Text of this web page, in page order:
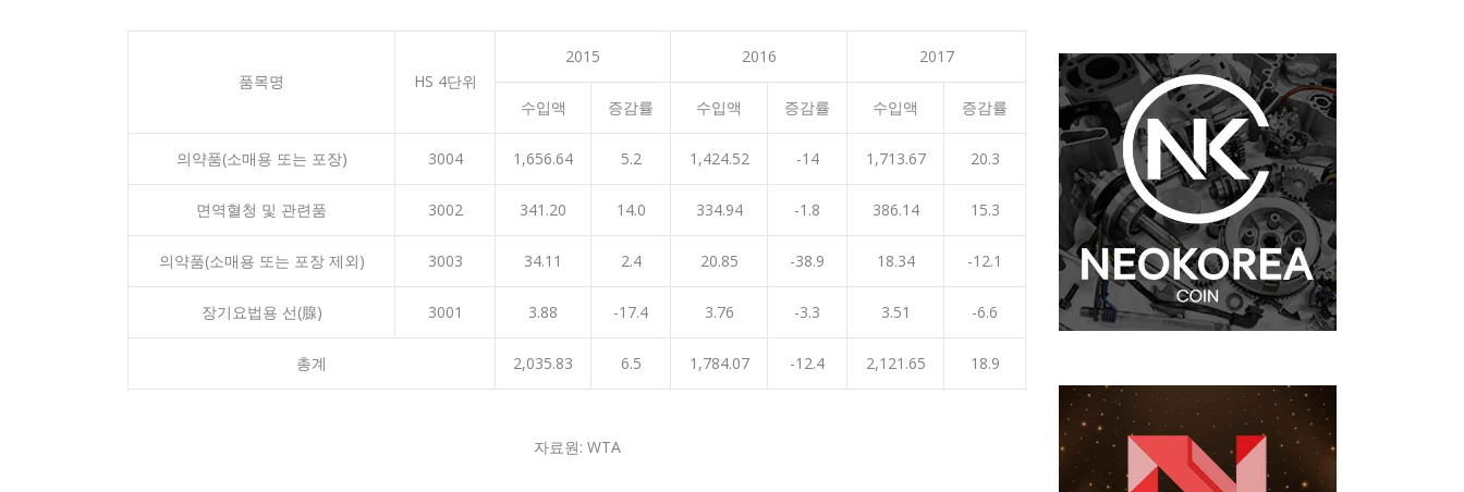
품목명 HS 4단위
2015 2016 2017
수입액 증감률 수입액 증감률 수입액 증감률
의약품(소매용 또는 포장) 3004 1,656.64 5.2 1,424.52 -14 1,713.67 20.3
면역혈청 및 관련품 3002 341.20 14.0 334.94 -1.8 386.14 15.3
의약품(소매용 또는 포장 제외) 3003 34.11 2.4 20.85 -38.9 18.34 -12.1
장기요법용 선(腺) 3001 3.88 -17.4 3.76 -3.3 3.51 -6.6
총계 2,035.83 6.5 1,784.07 -12.4 2,121.65 18.9
자료원: WTA